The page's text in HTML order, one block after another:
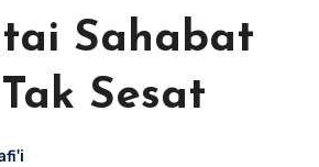
Sahabat
Sesat